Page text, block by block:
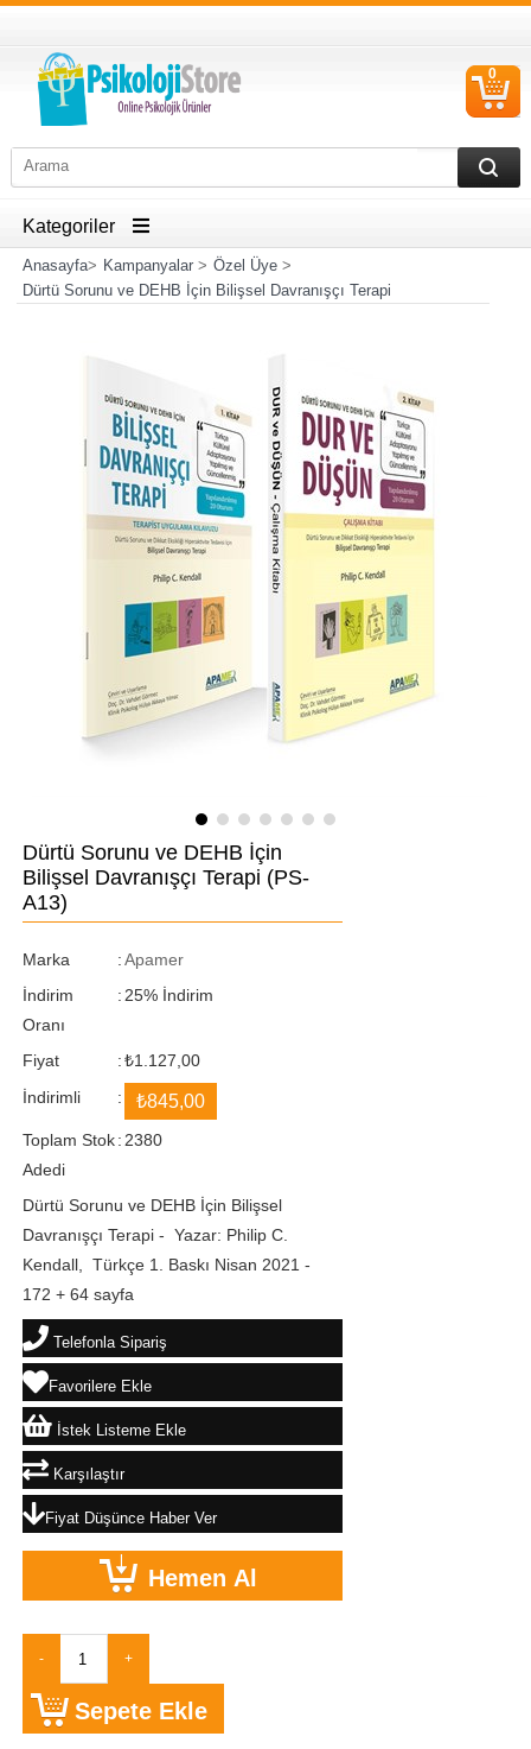
0
Kategoriler
Anasayfa> Kampanyalar> Özel Üye>
Dürtü Sorunu ve DEHB İçin Bilişsel Davranışçı Terapi
Dürtü Sorunu ve DEHB İçin
Bilişsel Davranışçı Terapi (PS-
A13)
Marka :Apamer
İndirim
Oranı
: %
25 İndirim
Fiyat :₺1.127,00
İndirimli
: ₺845,00
Toplam Stok
Adedi
: 2380
Dürtü Sorunu ve DEHB İçin Bilişsel
Davranışçı Terapi - Yazar: Philip C.
Kendall, Türkçe 1. Baskı Nisan 2021 -
172 + 64 sayfa
Telefonla Sipariş
Favorilere Ekle
İstek Listeme Ekle
Karşılaştır
Fiyat Düşünce Haber Ver